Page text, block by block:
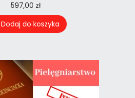
597,00 zł
Dodaj do koszyka